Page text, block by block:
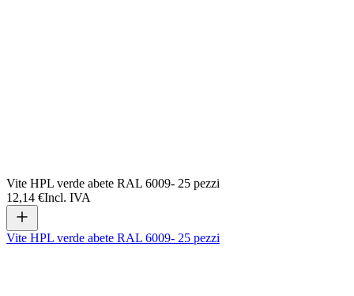
Vite HPL verde abete RAL 6009- 25 pezzi
12,14 €Incl. IVA
Vite HPL verde abete RAL 6009- 25 pezzi